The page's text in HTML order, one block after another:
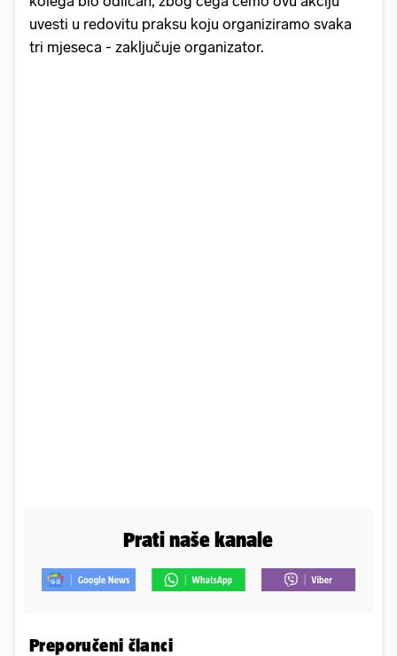
uvesti u redovitu praksu koju organiziramo svaka
tri mjeseca - zaključuje organizator.
Prati naše kanale
Preporučeni članci